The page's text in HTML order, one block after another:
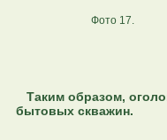
Фото 17.
Таким образом,
бытовых скважин.